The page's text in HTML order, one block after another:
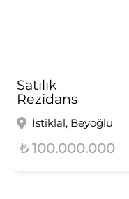
Satılık
Rezidans
İstiklal, Beyoğlu
₺ 100.000.000